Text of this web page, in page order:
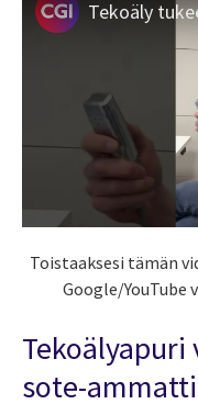
Toistaaksesi tämän
Google/
sote-